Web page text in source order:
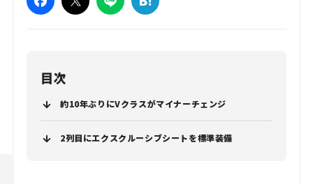
目次
約10年ぶりにVクラスがマイナーチェンジ
2列目にエクスクルーシブシートを標準装備